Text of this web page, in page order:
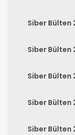
Siber Bülten
Siber Bülten
Siber Bülten
Siber Bülten
Siber Bülten